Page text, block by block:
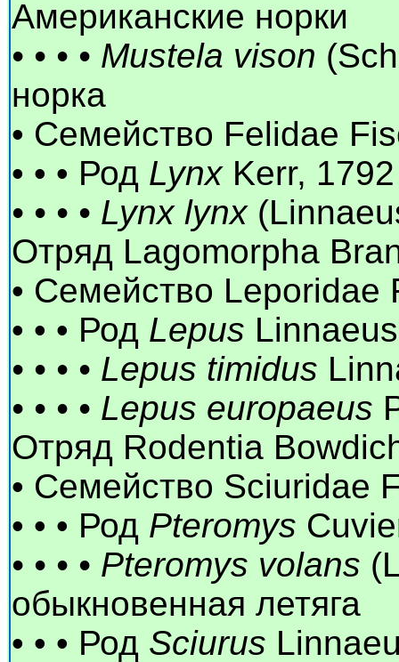
Американские норки
• • • • Mustela vison
норка
• Семейство Felidae
• • • Род LynxKerr,
• • • • Lynx lynx
Отряд Lagomorpha
• Семейство
• • • Род Lepus
• • • • Lepus timidus
• • • • Lepus europaeus
Отряд Rodentia
• Семейство Sciuridae
• • • Род Pteromys
• • • • Pteromys volans
обыкновенная летяга
• • • Род Sciurus